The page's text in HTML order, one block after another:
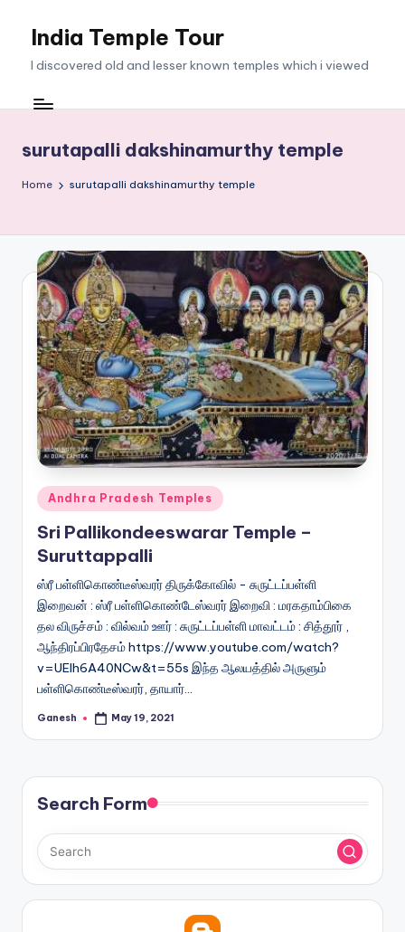
India Temple Tour
I discovered old and lesser known temples which i viewed
surutapalli dakshinamurthy temple
Home surutapalli dakshinamurthy temple
Posted
in
Andhra Pradesh Temples
Sri Pallikondeeswarar Temple –
Suruttappalli
ஸ்ரீ பள்ளிகொண்டீஸ்வரர் திருக்கோவில் - சுருட்டப்பள்ளி
இறைவன் : ஸ்ரீ பள்ளிகொண்டேஸ்வரர் இறைவி : மரகதாம்பிகை
தல விருச்சம் : வில்வம் ஊர் : சுருட்டப்பள்ளி மாவட்டம் : சித்தூர் ,
ஆந்திரப்பிரதேசம் https://www.youtube.com/watch?
v=UElh6A40NCw&t=55s இந்த ஆலயத்தில் அருளும்
பள்ளிகொண்டீஸ்வரர், தாயார்…
Posted
Ganesh May 19, 2021
Search Form